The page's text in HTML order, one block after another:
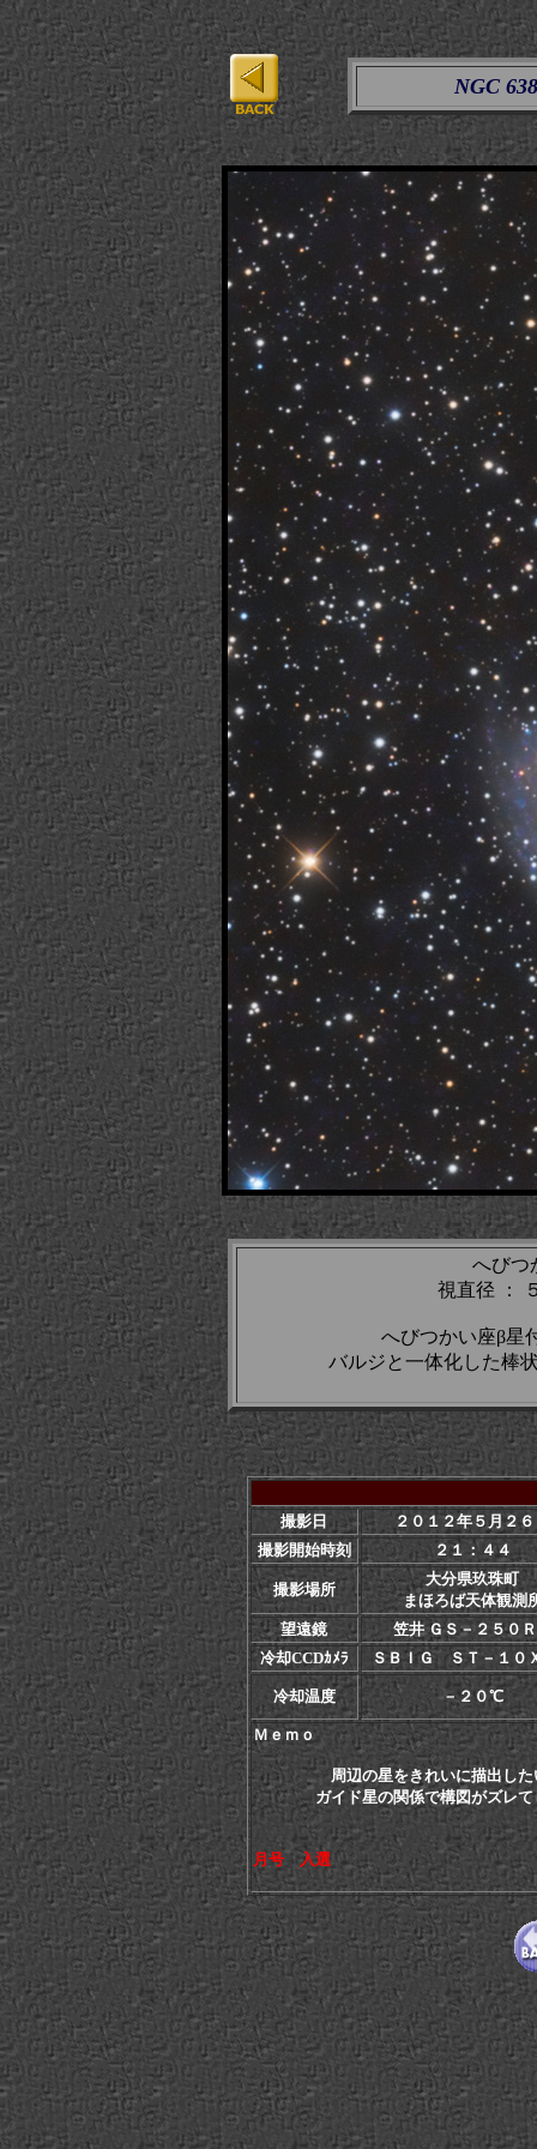
NGC
へびつ
視直径 ：
へびつかい座β星
バルジと一体化した棒
撮影日
２０１２年５月２
撮影開始時刻
２１：４４
撮影場所
大分県玖珠町
まほろば天体観測
望遠鏡
笠井 ＧＳ－２５０
冷却CCDｶﾒﾗ
ＳＢＩＧ ＳＴ－１０
冷却温度 －２０℃
Ｍｅｍｏ
周辺の星をきれいに描出し
ガイド星の関係で構図がズレてし
月号 入選